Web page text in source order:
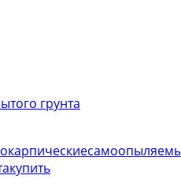
грунта
купить